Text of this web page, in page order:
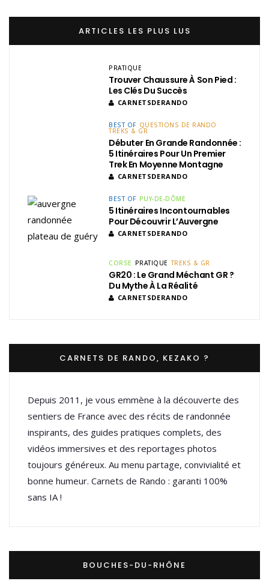
ARTICLES LES PLUS LUS
PRATIQUE
Trouver Chaussure À Son Pied :
Les Clés Du Succès
CARNETSDERANDO
BEST OF QUESTIONS DE RANDO
TREKS & GR
Débuter En Grande Randonnée :
5 Itinéraires Pour Un Premier
Trek En Moyenne Montagne
CARNETSDERANDO
BEST OF PUY-DE-DÔME
5 Itinéraires Incontournables
Pour Découvrir L’Auvergne
CARNETSDERANDO
CORSE PRATIQUE TREKS & GR
GR20 : Le Grand Méchant GR ?
Du Mythe À La Réalité
CARNETSDERANDO
CARNETS DE RANDO, KEZAKO ?
Depuis 2011, je vous emmène à la découverte des
sentiers de France avec des récits de randonnée
inspirants, des guides pratiques complets, des
vidéos immersives et des reportages photos
toujours généreux. Au menu partage, convivialité et
bonne humeur. Carnets de Rando : garanti 100%
sans IA !
BOUCHES-DU-RHÔNE